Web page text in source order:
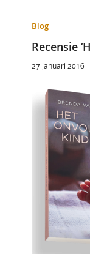
Blog
Recensie
27 januari 2016